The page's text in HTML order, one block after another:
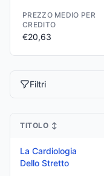
PREZZO MEDIO PER
CREDITO
€20,63
Filtri
TITOLO ↕
La Cardiologia
Dello Stretto